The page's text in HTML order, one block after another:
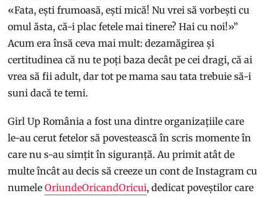
«Fata, ești frumoasă, ești mică! Nu vrei să vorbești cu
omul ăsta, că-i plac fetele mai tinere? Hai cu noi!»”
Acum era însă ceva mai mult: dezamăgirea și
certitudinea că nu te poți baza decât pe cei dragi, că ai
vrea să fii adult, dar tot pe mama sau tata trebuie să-i
suni dacă te temi.
Girl Up România a fost una dintre organizațiile care
le-au cerut fetelor să povestească în scris momente în
care nu s-au simțit în siguranță. Au primit atât de
multe încât au decis să creeze un cont de Instagram cu
numeleOriundeOricandOricui, dedicat poveștilor care